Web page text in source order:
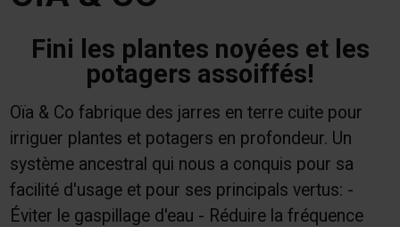
Fini les plantes noyées et les
potagers assoiffés!
Oïa & Co fabrique des jarres en terre cuite pour
irriguer plantes et potagers en profondeur. Un
système ancestral qui nous a conquis pour sa
facilité d'usage et pour ses principals vertus: -
Éviter le gaspillage d'eau - Réduire la fréquence